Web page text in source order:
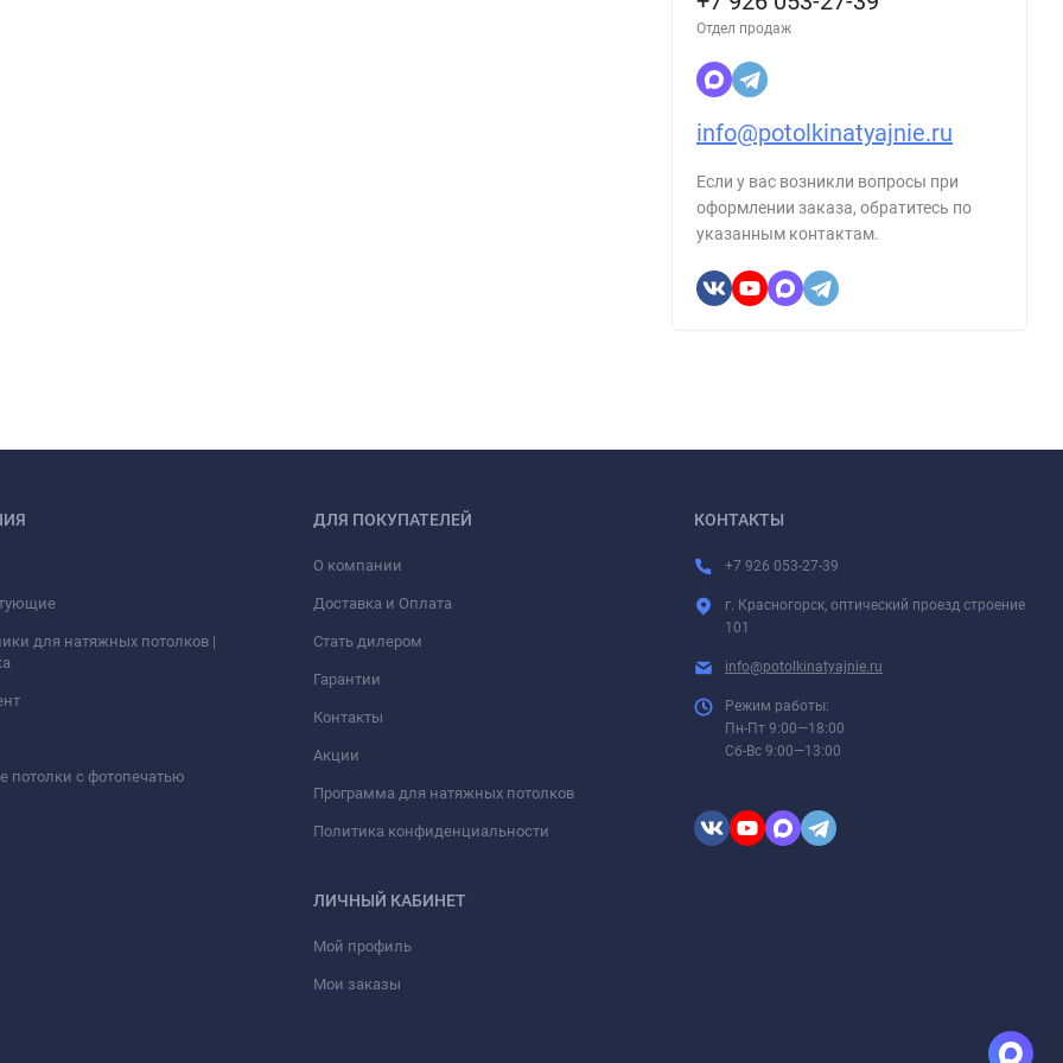
Отдел продаж
info@potolkinatyajnie.ru
Если у вас возникли вопросы при
оформлении заказа, обратитесь по
указанным контактам.
для натяжных потолков |
потолки с фотопечатью
ДЛЯ ПОКУПАТЕЛЕЙ
О компании
Доставка и Оплата
Стать дилером
Гарантии
Контакты
Акции
Программа для натяжных потолков
Политика конфиденциальности
ЛИЧНЫЙ КАБИНЕТ
Мой профиль
Мои заказы
КОНТАКТЫ
+7 926 053-27-39
г. Красногорск, оптический проезд строение
101
info@potolkinatyajnie.ru
Режим работы:
Пн-Пт 9:00—18:00
Сб-Вс 9:00—13:00